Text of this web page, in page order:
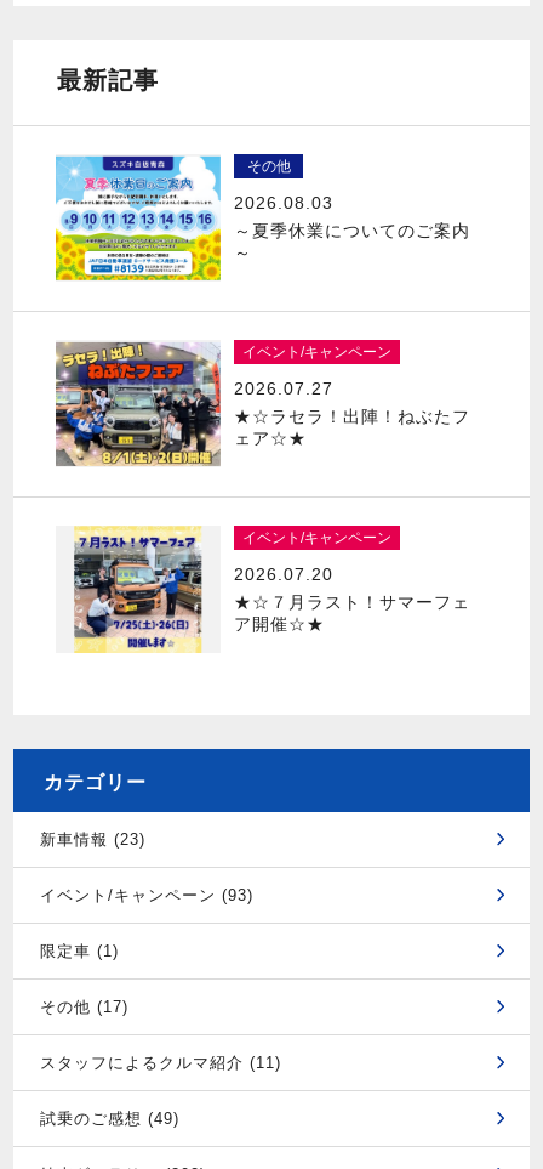
最新記事
その他
2026.08.03
～夏季休業についてのご案内
～
イベント/キャンペーン
2026.07.27
★☆ラセラ！出陣！ねぶたフ
ェア☆★
イベント/キャンペーン
2026.07.20
★☆７月ラスト！サマーフェ
ア開催☆★
カテゴリー
新車情報 (23)
イベント/キャンペーン (93)
限定車 (1)
その他 (17)
スタッフによるクルマ紹介 (11)
試乗のご感想 (49)